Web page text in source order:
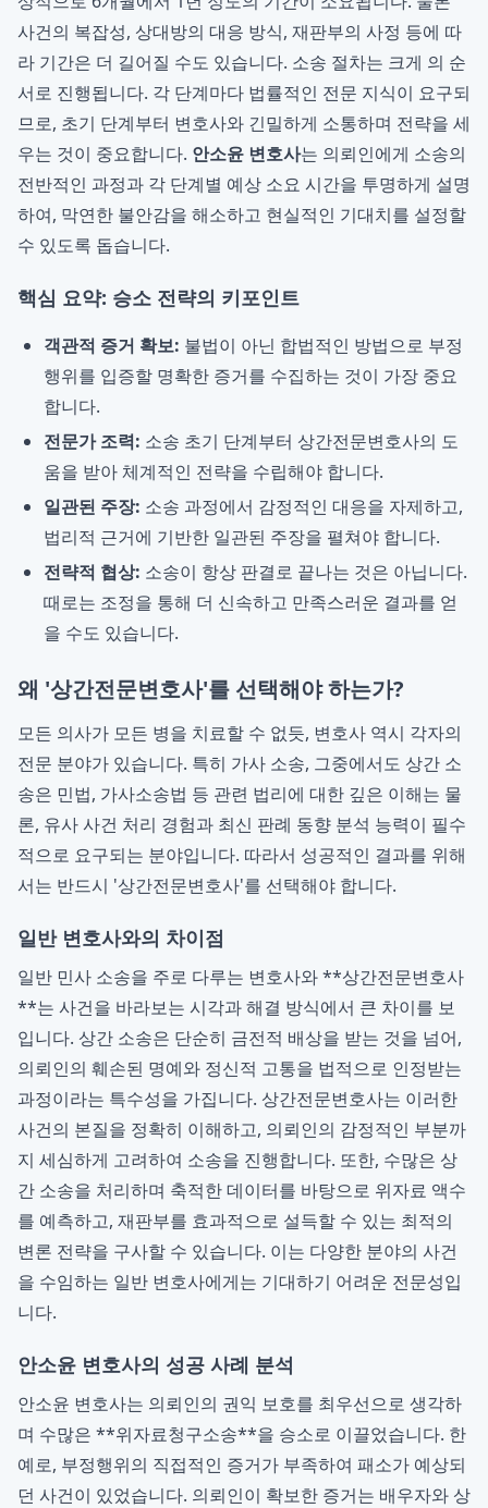
사건의 복잡성, 상대방의 대응 방식, 재판부의 사정 등에 따
라 기간은 더 길어질 수도 있습니다. 소송 절차는 크게 의 순
서로 진행됩니다. 각 단계마다 법률적인 전문 지식이 요구되
므로, 초기 단계부터 변호사와 긴밀하게 소통하며 전략을 세
우는 것이 중요합니다. 안소윤 변호사는 의뢰인에게 소송의
전반적인 과정과 각 단계별 예상 소요 시간을 투명하게 설명
하여, 막연한 불안감을 해소하고 현실적인 기대치를 설정할
수 있도록 돕습니다.
핵심 요약: 승소 전략의 키포인트
객관적 증거 확보: 불법이 아닌 합법적인 방법으로 부정
행위를 입증할 명확한 증거를 수집하는 것이 가장 중요
합니다.
전문가 조력: 소송 초기 단계부터 상간전문변호사의 도
움을 받아 체계적인 전략을 수립해야 합니다.
일관된 주장: 소송 과정에서 감정적인 대응을 자제하고,
법리적 근거에 기반한 일관된 주장을 펼쳐야 합니다.
전략적 협상: 소송이 항상 판결로 끝나는 것은 아닙니다.
때로는 조정을 통해 더 신속하고 만족스러운 결과를 얻
을 수도 있습니다.
왜 '상간전문변호사'를 선택해야 하는가?
모든 의사가 모든 병을 치료할 수 없듯, 변호사 역시 각자의
전문 분야가 있습니다. 특히 가사 소송, 그중에서도 상간 소
송은 민법, 가사소송법 등 관련 법리에 대한 깊은 이해는 물
론, 유사 사건 처리 경험과 최신 판례 동향 분석 능력이 필수
적으로 요구되는 분야입니다. 따라서 성공적인 결과를 위해
서는 반드시 '상간전문변호사'를 선택해야 합니다.
일반 변호사와의 차이점
일반 민사 소송을 주로 다루는 변호사와 **상간전문변호사
**는 사건을 바라보는 시각과 해결 방식에서 큰 차이를 보
입니다. 상간 소송은 단순히 금전적 배상을 받는 것을 넘어,
의뢰인의 훼손된 명예와 정신적 고통을 법적으로 인정받는
과정이라는 특수성을 가집니다. 상간전문변호사는 이러한
사건의 본질을 정확히 이해하고, 의뢰인의 감정적인 부분까
지 세심하게 고려하여 소송을 진행합니다. 또한, 수많은 상
간 소송을 처리하며 축적한 데이터를 바탕으로 위자료 액수
를 예측하고, 재판부를 효과적으로 설득할 수 있는 최적의
변론 전략을 구사할 수 있습니다. 이는 다양한 분야의 사건
을 수임하는 일반 변호사에게는 기대하기 어려운 전문성입
니다.
안소윤 변호사의 성공 사례 분석
안소윤 변호사는 의뢰인의 권익 보호를 최우선으로 생각하
며 수많은 **위자료청구소송**을 승소로 이끌었습니다. 한
예로, 부정행위의 직접적인 증거가 부족하여 패소가 예상되
던 사건이 있었습니다. 의뢰인이 확보한 증거는 배우자와 상